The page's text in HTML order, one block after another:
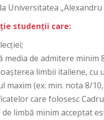
Universitatea „Alexandru
studenţii care:
de admitere minim
limbii italiene, cu
maxim (ex: min. nota 8/
care folosesc
limbă minim acceptat